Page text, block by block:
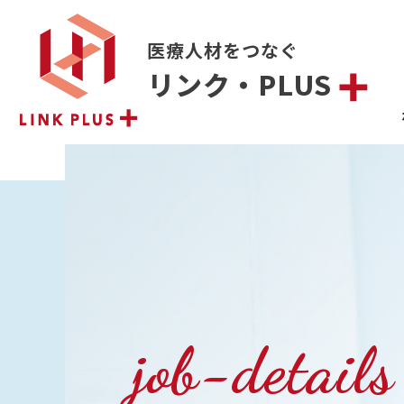
医療人材をつなぐ
リンク・PLUS
job-details